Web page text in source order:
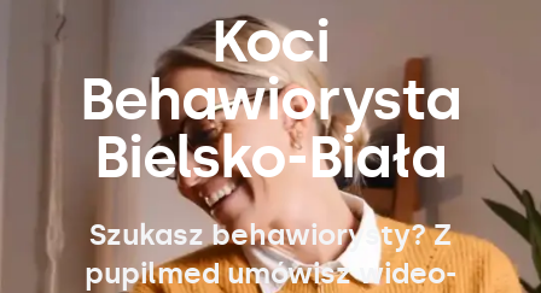
Koci
Behawiorysta
Bielsko-Biała
Szukasz behawiorysty? Z
pupilmed umówisz wideo-